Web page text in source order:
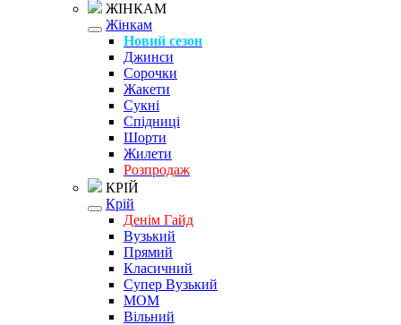
ЖІНКАМ
Жінкам
Новий сезон
Джинси
Сорочки
Жакети
Сукні
Спідниці
Шорти
Жилети
Розпродаж
КРІЙ
Крій
Денім Гайд
Вузький
Прямий
Класичний
Супер Вузький
MOM
Вільний